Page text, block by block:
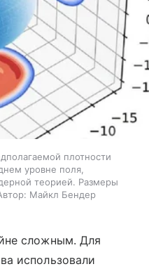
плотности
уровне поля,
теорией. Размеры
Майкл Бендер
сложным. Для
использовали